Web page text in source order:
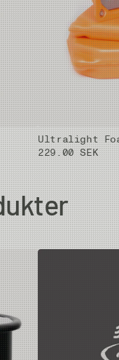
Ultralight
229.00 SEK